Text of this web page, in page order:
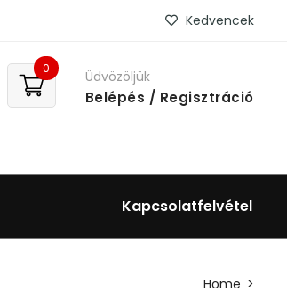
Kedvencek
0 Üdvözöljük
Belépés / Regisztráció
Kapcsolatfelvétel
Home